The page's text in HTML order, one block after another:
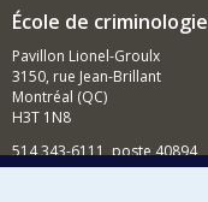
École de criminologie
Pavillon Lionel-Groulx
3150, rue Jean-Brillant
Montréal (QC)
H3T 1N8
514 343-6111, poste 40894